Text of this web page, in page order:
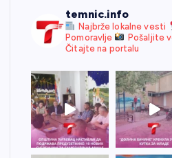
temnic.info
Najbrže lokalne vesti
Pomoravlje
Pošaljite
Čitajte na portalu